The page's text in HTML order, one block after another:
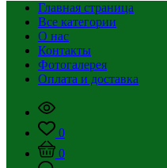
Главная страница
Все категории
О нас
Контакты
Фотогалерея
Оплата и доставка
0
0